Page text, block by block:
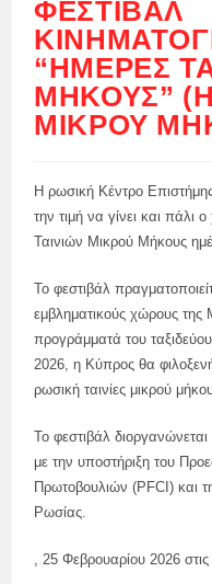
ΦΕΣΤΙΒΆΛ
“ΗΜΈΡΕΣ
ΜΉΚΟΥΣ”
ΜΙΚΡΟΎ
Η ρωσική Κέντρο
την τιμή να γίνει και πάλι
Ταινιών Μικρού Μήκους
Το φεστιβάλ
εμβληματικούς χώρους της
προγράμματά του
2026, η Κύπρος θα
ρωσική ταινίες μικρού
Το φεστιβάλ
με την υποστήριξη του
Πρωτοβουλιών (PFCI) και
Ρωσίας.
, 25 Φεβρουαρίου 2026